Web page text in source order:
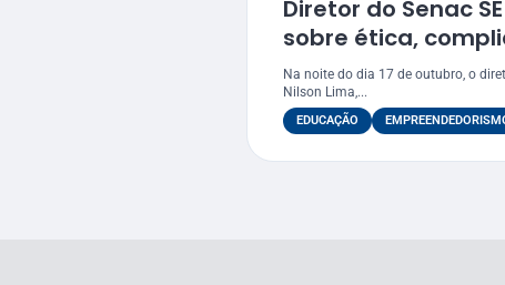
Diretor do Senac
sobre ética,
responsabilidade
CiEECi
Na noite do dia 17 de outubro, o
Nilson Lima,...
EDUCAÇÃO